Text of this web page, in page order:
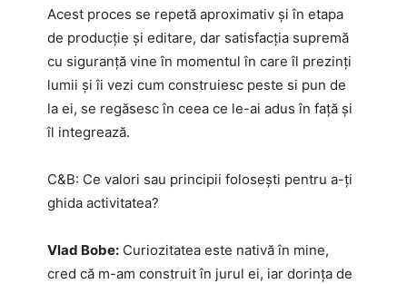
Acest proces se repetă aproximativ și în etapa
de producție și editare, dar satisfacția supremă
cu siguranță vine în momentul în care îl prezinți
lumii și îi vezi cum construiesc peste si pun de
la ei, se regăsesc în ceea ce le-ai adus în față și
îl integrează.
C&B: Ce valori sau principii folosești pentru a-ți
ghida activitatea?
Vlad Bobe: Curiozitatea este nativă în mine,
cred că m-am construit în jurul ei, iar dorința de